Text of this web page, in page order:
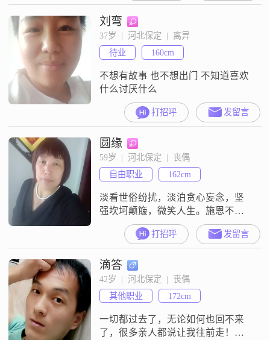
一起努力。
刘弯
37岁  |  河北保定  |  离异
待业
160cm
不想有故事 也不想出门 不知道喜欢
什么讨厌什么
打招呼 发留言
圆缘
59岁  |  河北保定  |  丧偶
自由职业
162cm
淡看世俗纷扰，淡泊贪心妄念，坚
强坎坷颠簸，微笑人生。施恩不图
报，图报不施恩，容人须学海，积
德厚若山。无愧，才能昂首挺胸，
心安才能过好一生。我不是会员，
看不到信息
打招呼 发留言
滴答
42岁  |  河北保定  |  丧偶
其他职业
172cm
一切都过去了，无论如何也回不来
了，很多亲人都说让我往前走！不